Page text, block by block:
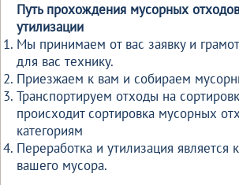
Путь прохождения мусорных
утилизации
Мы принимаем от вас заявку и
для вас технику.
Приезжаем к вам и собираем
Транспортируем отходы на
происходит сортировка мусорных
категориям
Переработка и утилизация является
вашего мусора.